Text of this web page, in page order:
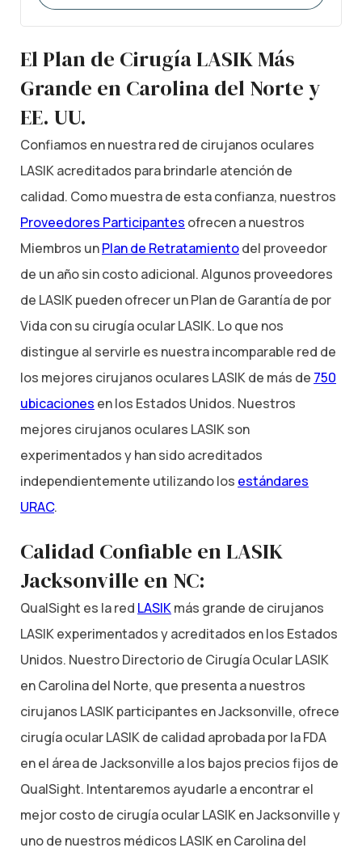
El Plan de Cirugía LASIK Más
Grande en Carolina del Norte y
EE. UU.
Confiamos en nuestra red de cirujanos oculares
LASIK acreditados para brindarle atención de
calidad. Como muestra de esta confianza, nuestros
Proveedores Participantes ofrecen a nuestros
Miembros unPlan de Retratamientodel proveedor
de un año sin costo adicional. Algunos proveedores
de LASIK pueden ofrecer un Plan de Garantía de por
Vida con su cirugía ocular LASIK. Lo que nos
distingue al servirle es nuestra incomparable red de
los mejores cirujanos oculares LASIK de más de 750
ubicaciones en los Estados Unidos. Nuestros
mejores cirujanos oculares LASIK son
experimentados y han sido acreditados
independientemente utilizando los estándares
URAC.
Calidad Confiable en LASIK
Jacksonville en NC:
QualSight es la red LASIKmás grande de cirujanos
LASIK experimentados y acreditados en los Estados
Unidos. Nuestro Directorio de Cirugía Ocular LASIK
en Carolina del Norte, que presenta a nuestros
cirujanos LASIK participantes en Jacksonville, ofrece
cirugía ocular LASIK de calidad aprobada por la FDA
en el área de Jacksonville a los bajos precios fijos de
QualSight. Intentaremos ayudarle a encontrar el
mejor costo de cirugía ocular LASIK en Jacksonville y
uno de nuestros médicos LASIK en Carolina del